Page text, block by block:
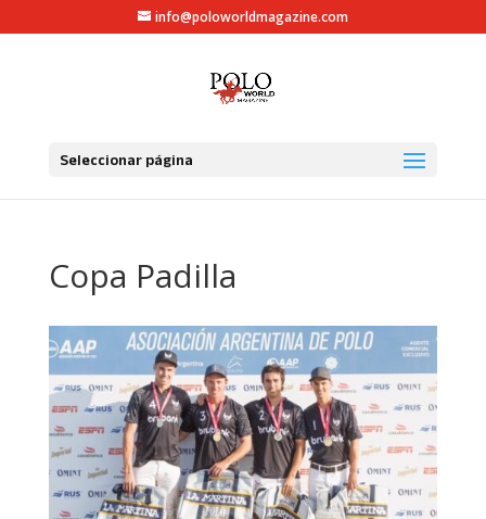
info@poloworldmagazine.com
Seleccionar página
Copa Padilla